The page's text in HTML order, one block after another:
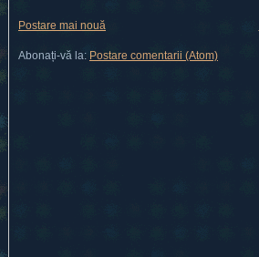
Postare mai nouă
Abonați-vă la: Postare comentarii (Atom)